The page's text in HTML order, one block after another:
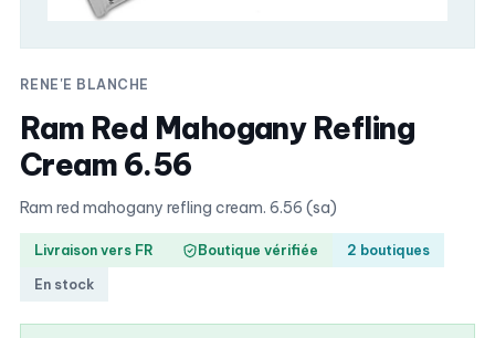
RENE'E BLANCHE
Ram Red Mahogany Refling
Cream 6.56
Ram red mahogany refling cream. 6.56 (sa)
Livraison vers FR Boutique vérifiée
2 boutiques
En stock